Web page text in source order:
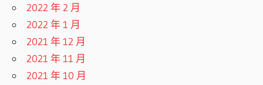
2022 年 2 月
2022 年 1 月
2021 年 12 月
2021 年 11 月
2021 年 10 月